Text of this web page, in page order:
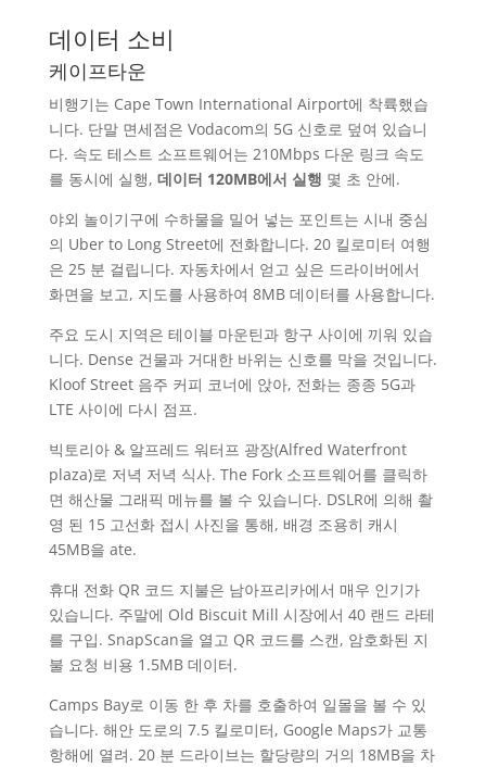
데이터 소비
케이프타운
비행기는 Cape Town International Airport에 착륙했습
니다. 단말 면세점은 Vodacom의 5G 신호로 덮여 있습니
다. 속도 테스트 소프트웨어는 210Mbps 다운 링크 속도
를 동시에 실행, 데이터 120MB에서 실행 몇 초 안에.
야외 놀이기구에 수하물을 밀어 넣는 포인트는 시내 중심
의 Uber to Long Street에 전화합니다. 20 킬로미터 여행
은 25 분 걸립니다. 자동차에서 얻고 싶은 드라이버에서
화면을 보고, 지도를 사용하여 8MB 데이터를 사용합니다.
주요 도시 지역은 테이블 마운틴과 항구 사이에 끼워 있습
니다. Dense 건물과 거대한 바위는 신호를 막을 것입니다.
Kloof Street 음주 커피 코너에 앉아, 전화는 종종 5G과
LTE 사이에 다시 점프.
빅토리아 & 알프레드 워터프 광장(Alfred Waterfront
plaza)로 저녁 저녁 식사. The Fork 소프트웨어를 클릭하
면 해산물 그래픽 메뉴를 볼 수 있습니다. DSLR에 의해 촬
영 된 15 고선화 접시 사진을 통해, 배경 조용히 캐시
45MB을 ate.
휴대 전화 QR 코드 지불은 남아프리카에서 매우 인기가
있습니다. 주말에 Old Biscuit Mill 시장에서 40 랜드 라테
를 구입. SnapScan을 열고 QR 코드를 스캔, 암호화된 지
불 요청 비용 1.5MB 데이터.
Camps Bay로 이동 한 후 차를 호출하여 일몰을 볼 수 있
습니다. 해안 도로의 7.5 킬로미터, Google Maps가 교통
항해에 열려. 20 분 드라이브는 할당량의 거의 18MB을 차